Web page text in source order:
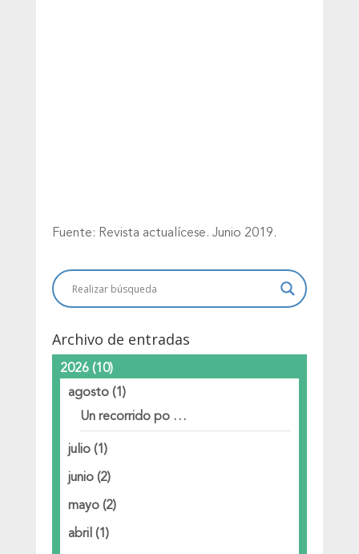
Fuente: Revista actualícese. Junio 2019.
Archivo de entradas
2026 (10)
agosto (1)
Un recorrido po …
julio (1)
junio (2)
mayo (2)
abril (1)